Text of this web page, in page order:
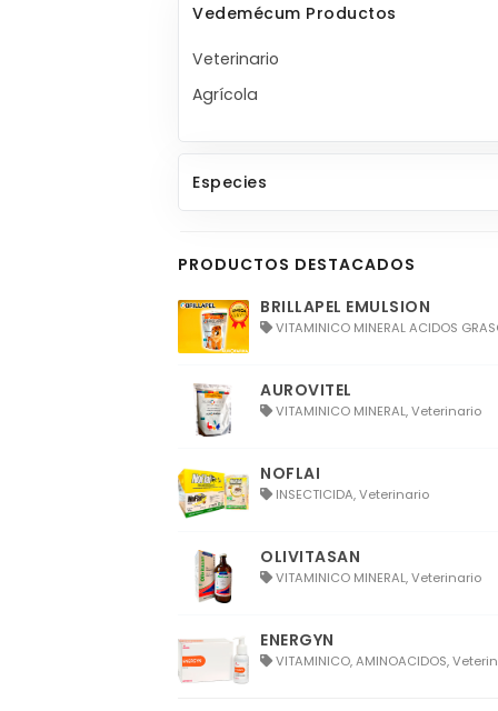
Vedemécum Productos
Veterinario
Agrícola
Especies
PRODUCTOS DESTACADOS
BRILLAPEL EMULSION
VITAMINICO MINERAL ACIDOS
AUROVITEL
VITAMINICO MINERAL, Veterinario
NOFLAI
INSECTICIDA, Veterinario
OLIVITASAN
VITAMINICO MINERAL, Veterinario
ENERGYN
VITAMINICO, AMINOACIDOS,